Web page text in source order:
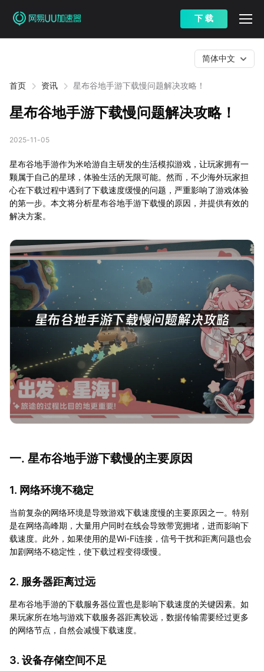
下 载
首页 资讯 星布谷地手游下载慢问题解决攻略！
简体中文
星布谷地手游下载慢问题解决攻略！
2025-11-05
星布谷地手游作为米哈游自主研发的生活模拟游戏，让玩家拥有一
颗属于自己的星球，体验生活的无限可能。然而，不少海外玩家担
心在下载过程中遇到了下载速度缓慢的问题，严重影响了游戏体验
的第一步。本文将分析星布谷地手游下载慢的原因，并提供有效的
解决方案。
一. 星布谷地手游下载慢的主要原因
1. 网络环境不稳定
当前复杂的网络环境是导致游戏下载速度慢的主要原因之一。特别
是在网络高峰期，大量用户同时在线会导致带宽拥堵，进而影响下
载速度。此外，如果使用的是Wi-Fi连接，信号干扰和距离问题也会
加剧网络不稳定性，使下载过程变得缓慢。
2. 服务器距离过远
星布谷地手游的下载服务器位置也是影响下载速度的关键因素。如
果玩家所在地与游戏下载服务器距离较远，数据传输需要经过更多
的网络节点，自然会减慢下载速度。
3. 设备存储空间不足